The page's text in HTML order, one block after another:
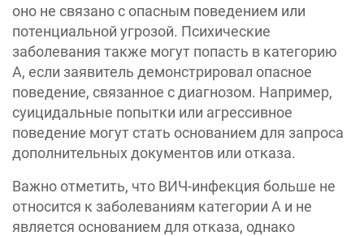
оно не связано с опасным поведением или
потенциальной угрозой. Психические
заболевания также могут попасть в категорию
A, если заявитель демонстрировал опасное
поведение, связанное с диагнозом. Например,
суицидальные попытки или агрессивное
поведение могут стать основанием для запроса
дополнительных документов или отказа.
Важно отметить, что ВИЧ-инфекция больше не
относится к заболеваниям категории A и не
является основанием для отказа, однако